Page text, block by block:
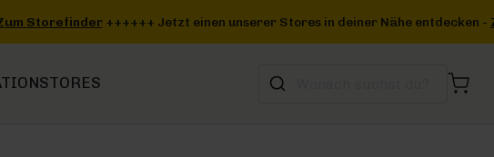
Stores in deiner Nähe entdecken -Zum Storefinder+++
STORES